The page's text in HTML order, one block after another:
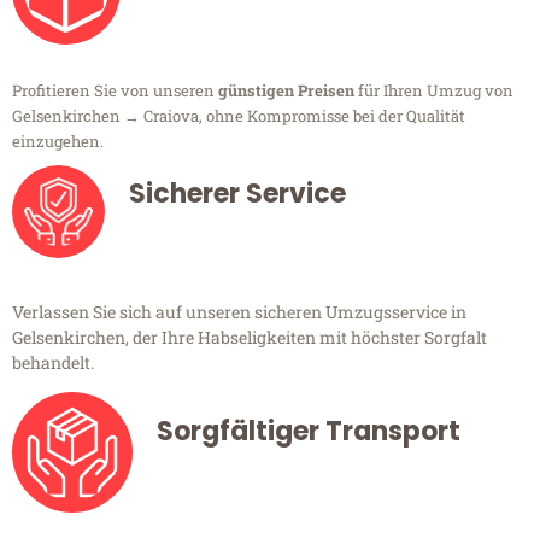
Profitieren Sie von unseren günstigen Preisenfür Ihren Umzug von
Gelsenkirchen → Craiova, ohne Kompromisse bei der Qualität
einzugehen.
Sicherer Service
Verlassen Sie sich auf unseren sicheren Umzugsservice in
Gelsenkirchen, der Ihre Habseligkeiten mit höchster Sorgfalt
behandelt.
Sorgfältiger Transport